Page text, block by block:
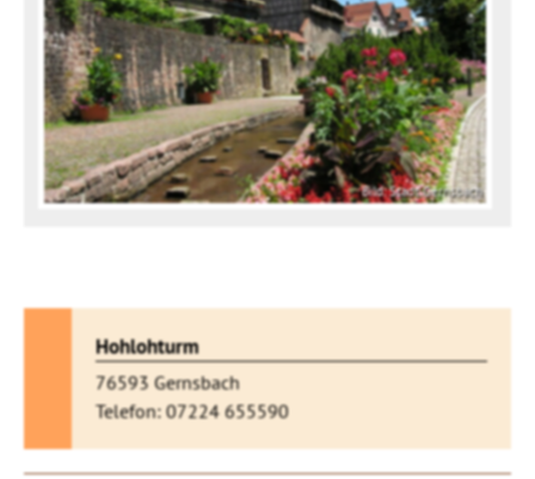
Bild: Stadt Gernsbach
Hohlohturm
76593 Gernsbach
Telefon: 07224 655590